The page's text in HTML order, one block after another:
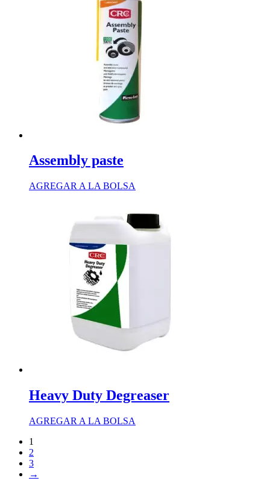
Assembly paste
AGREGAR A LA BOLSA
Heavy Duty Degreaser
AGREGAR A LA BOLSA
1
2
3
→